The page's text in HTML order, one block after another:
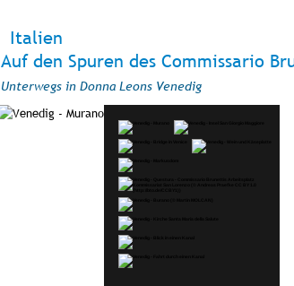
Italien
Auf den Spuren des Commissario
Unterwegs in Donna Leons Venedig